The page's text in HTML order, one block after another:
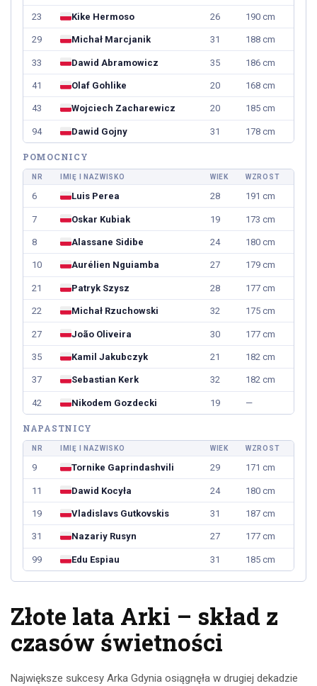
23 Kike Hermoso 26 190 cm
29 Michał Marcjanik 31 188 cm
33 Dawid Abramowicz 35 186 cm
41 Olaf Gohlike 20 168 cm
43 Wojciech Zacharewicz 20 185 cm
94 Dawid Gojny 31 178 cm
POMOCNICY
NR IMIĘ I NAZWISKO WIEK WZROST
6 Luis Perea 28 191 cm
7 Oskar Kubiak 19 173 cm
8 Alassane Sidibe 24 180 cm
10 Aurélien Nguiamba 27 179 cm
21 Patryk Szysz 28 177 cm
22 Michał Rzuchowski 32 175 cm
27 João Oliveira 30 177 cm
35 Kamil Jakubczyk 21 182 cm
37 Sebastian Kerk 32 182 cm
42 Nikodem Gozdecki 19 —
NAPASTNICY
NR IMIĘ I NAZWISKO WIEK WZROST
9 Tornike Gaprindashvili 29 171 cm
11 Dawid Kocyła 24 180 cm
19 Vladislavs Gutkovskis 31 187 cm
31 Nazariy Rusyn 27 177 cm
99 Edu Espiau 31 185 cm
Złote lata Arki – skład z
czasów świetności
Największe sukcesy Arka Gdynia osiągnęła w drugiej dekadzie